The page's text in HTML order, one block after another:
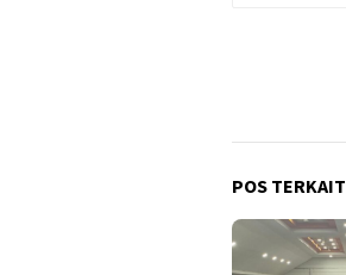
POS TERKAIT